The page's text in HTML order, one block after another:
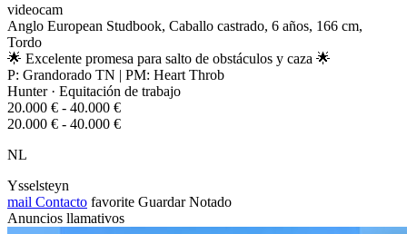
videocam
Anglo European Studbook, Caballo castrado, 6 años, 166 cm,
Tordo
🌟 Excelente promesa para salto de obstáculos y caza 🌟
P: Grandorado TN | PM: Heart Throb
Hunter · Equitación de trabajo
20.000 € - 40.000 €
20.000 € - 40.000 €
NL
Ysselsteyn
mail Contacto favorite Guardar Notado
Anuncios llamativos